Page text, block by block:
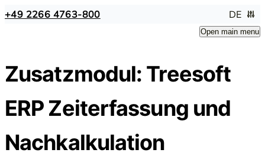
+49 2266 4763-800 DE
Open main menu
Zusatzmodul: Treesoft
ERP Zeiterfassung und
Nachkalkulation